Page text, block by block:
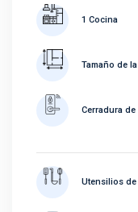
1 Cocina
Tamaño de
Cerradura
Utensilios